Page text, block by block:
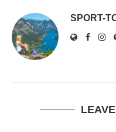
SPORT-